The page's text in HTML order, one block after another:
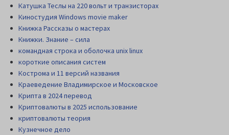
Катушка Теслы на 220 вольт и транзисторах
Киностудия Windows movie maker
Книжка Рассказы о мастерах
Книжки. Знание – сила
командная строка и оболочка unix linux
короткие описания систем
Кострома и 11 версий названия
Краеведение Владимирское и Московское
Крипта в 2024 перевод
Криптовалюты в 2025 использование
криптовалюты теория
Кузнечное дело